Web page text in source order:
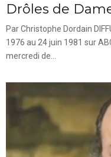
Drôles de
Par Christophe Dordain
1976 au 24 juin 1981 sur
mercredi de...